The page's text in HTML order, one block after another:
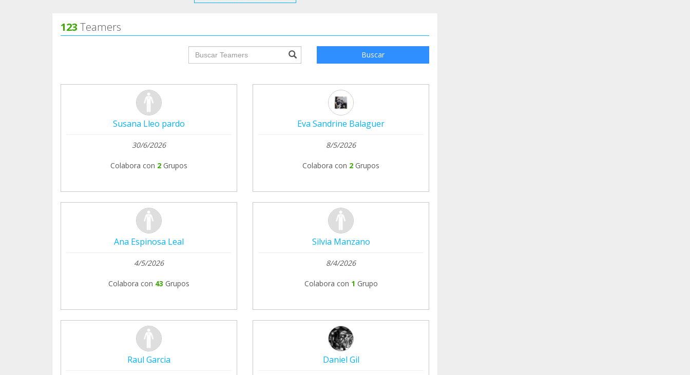
123 Teamers
groupProfile.searchForm.search.text??? Buscar
Susana Lleo pardo
30/6/2026
Colabora con 2 Grupos
Eva Sandrine Balaguer
8/5/2026
Colabora con 2 Grupos
Ana Espinosa Leal
4/5/2026
Colabora con 43 Grupos
Silvia Manzano
8/4/2026
Colabora con 1 Grupo
Raul Garcia Daniel Gil